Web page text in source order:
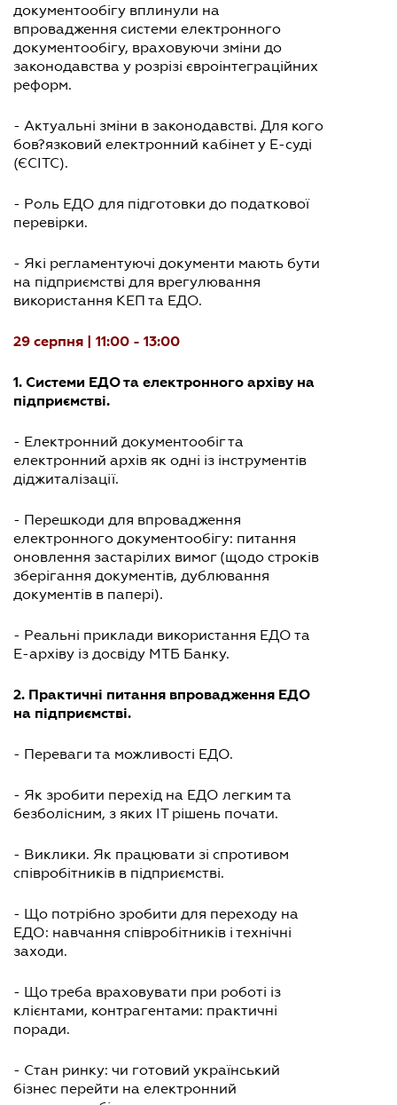
документообігу вплинули на
впровадження системи електронного
документообігу, враховуючи зміни до
законодавства у розрізі євроінтеграційних
реформ.
- Актуальні зміни в законодавстві. Для кого
бов?язковий електронний кабінет у Е-суді
(ЄСІТС).
- Роль ЕДО для підготовки до податкової
перевірки.
- Які регламентуючі документи мають бути
на підприємстві для врегулювання
використання КЕП та ЕДО.
29 серпня | 11:00 - 13:00
1. Системи ЕДО та електронного архіву на
підприємстві.
- Електронний документообіг та
електронний архів як одні із інструментів
діджиталізації.
- Перешкоди для впровадження
електронного документообігу: питання
оновлення застарілих вимог (щодо строків
зберігання документів, дублювання
документів в папері).
- Реальні приклади використання ЕДО та
Е-архіву із досвіду МТБ Банку.
2. Практичні питання впровадження ЕДО
на підприємстві.
- Переваги та можливості ЕДО.
- Як зробити перехід на ЕДО легким та
безболісним, з яких ІТ рішень почати.
- Виклики. Як працювати зі спротивом
співробітників в підприємстві.
- Що потрібно зробити для переходу на
ЕДО: навчання співробітників і технічні
заходи.
- Що треба враховувати при роботі із
клієнтами, контрагентами: практичні
поради.
- Стан ринку: чи готовий український
бізнес перейти на електронний